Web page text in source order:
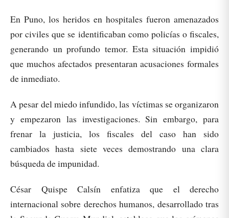
En Puno, los heridos en hospitales fueron amenazados
por civiles que se identificaban como policías o fiscales,
generando un profundo temor. Esta situación impidió
que muchos afectados presentaran acusaciones formales
de inmediato.
A pesar del miedo infundido, las víctimas se organizaron
y empezaron las investigaciones. Sin embargo, para
frenar la justicia, los fiscales del caso han sido
cambiados hasta siete veces demostrando una clara
búsqueda de impunidad.
César Quispe Calsín enfatiza que el derecho
internacional sobre derechos humanos, desarrollado tras